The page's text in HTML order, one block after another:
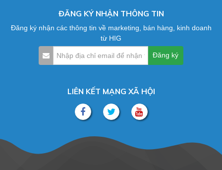
ĐĂNG KÝ NHẬN THÔNG TIN
Đăng ký nhận các thông tin về marketing, bán hàng, kinh doanh
từ HIG
LIÊN KẾT MẠNG XÃ HỘI